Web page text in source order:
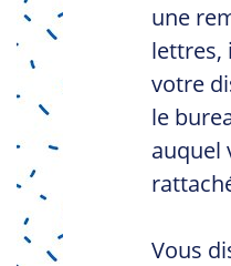
une
lettres,
votre
le
auquel
Vous